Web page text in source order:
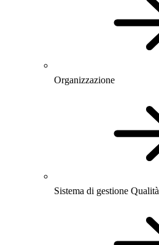
Organizzazione
Sistema di gestione Qualità